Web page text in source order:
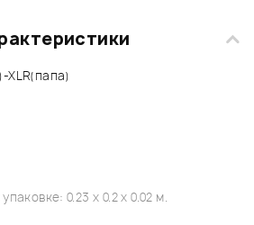
XLR(папа)
0.23 x 0.2 x 0.02 м.